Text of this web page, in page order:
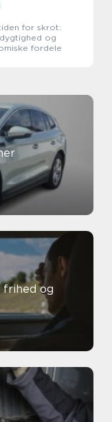
for skrot:
og
fordele
og